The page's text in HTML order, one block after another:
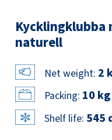
Kycklingklubba
naturell
Net weight: 2
Packing: 10 kg
Shelf life: 545